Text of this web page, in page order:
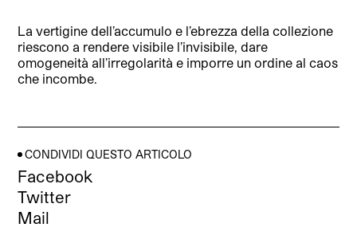
La vertigine dell’accumulo e l’ebrezza della collezione
riescono a rendere visibile l’invisibile, dare
omogeneità all’irregolarità e imporre un ordine al caos
che incombe.
CONDIVIDI QUESTO ARTICOLO
Facebook
Twitter
Mail